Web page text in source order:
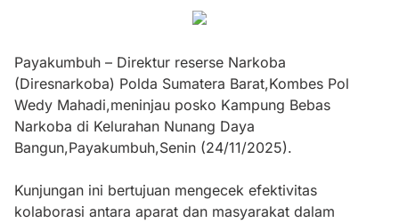
Payakumbuh – Direktur reserse Narkoba
(Diresnarkoba) Polda Sumatera Barat,Kombes Pol
Wedy Mahadi,meninjau posko Kampung Bebas
Narkoba di Kelurahan Nunang Daya
Bangun,Payakumbuh,Senin (24/11/2025).
Kunjungan ini bertujuan mengecek efektivitas
kolaborasi antara aparat dan masyarakat dalam